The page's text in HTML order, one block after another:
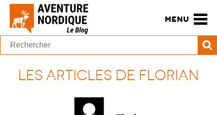
MENU
Les articles de Florian